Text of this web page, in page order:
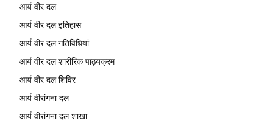
आर्य वीर दल
आर्य वीर दल इतिहास
आर्य वीर दल गतिविधियां
आर्य वीर दल शारीरिक पाठ्यक्रम
आर्य वीर दल शिविर
आर्य वीरांगना दल
आर्य वीरांगना दल शाखा